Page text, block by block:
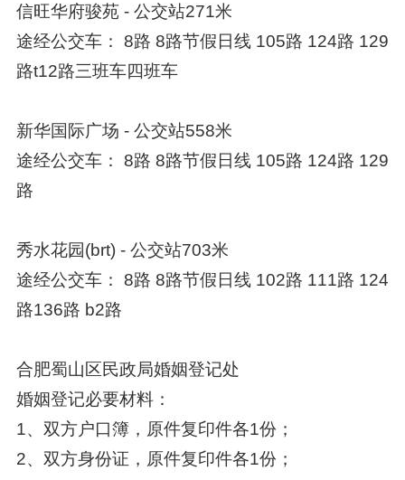
信旺华府骏苑 - 公交站271米
途经公交车： 8路 8路节假日线 105路 124路 129
路t12路三班车四班车
新华国际广场 - 公交站558米
途经公交车： 8路 8路节假日线 105路 124路 129
路
秀水花园(brt) - 公交站703米
途经公交车： 8路 8路节假日线 102路 111路 124
路136路 b2路
合肥蜀山区民政局婚姻登记处
婚姻登记必要材料：
1、双方户口簿，原件复印件各1份；
2、双方身份证，原件复印件各1份；